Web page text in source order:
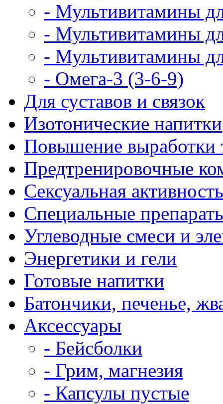
- Мультивитамины
- Мультивитамины
- Мультивитамины
- Омега-3 (3-6-9)
Для суставов и связок
Изотонические напитки
Повышение выработки
Предтренировочные
Сексуальная активность
Специальные
Углеводные смеси и
Энергетики и гели
Готовые напитки
Батончики, печенье,
Аксессуары
- Бейсболки
- Грим, магнезия
- Капсулы пустые